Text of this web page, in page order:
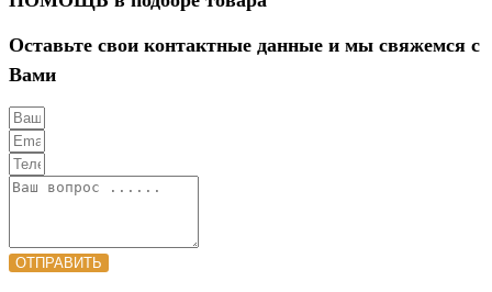
Оставьте свои контактные данные и мы свяжемся с
Вами
ОТПРАВИТЬ